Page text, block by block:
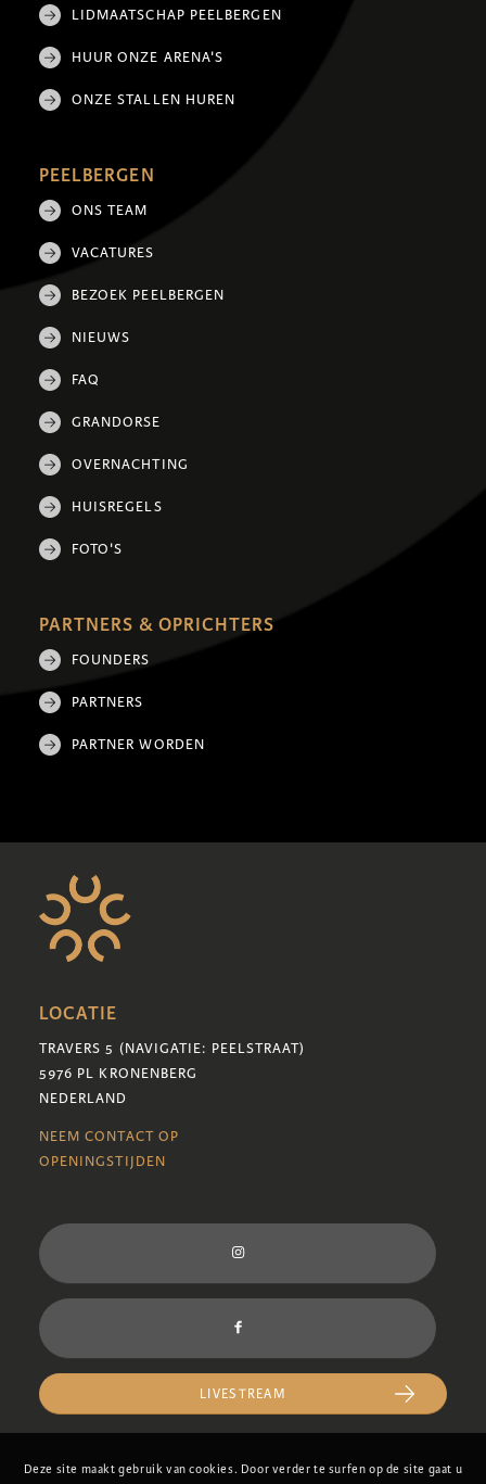
LIDMAATSCHAP PEELBERGEN
HUUR ONZE ARENA'S
ONZE STALLEN HUREN
PEELBERGEN
ONS TEAM
VACATURES
BEZOEK PEELBERGEN
NIEUWS
FAQ
GRANDORSE
OVERNACHTING
HUISREGELS
FOTO'S
PARTNERS & OPRICHTERS
FOUNDERS
PARTNERS
PARTNER WORDEN
LOCATIE
TRAVERS 5 (NAVIGATIE: PEELSTRAAT)
5976 PL KRONENBERG
NEDERLAND
NEEM CONTACT OP
OPENINGSTIJDEN
LIVESTREAM
Deze site maakt gebruik van cookies. Door verder te surfen op de site gaat u